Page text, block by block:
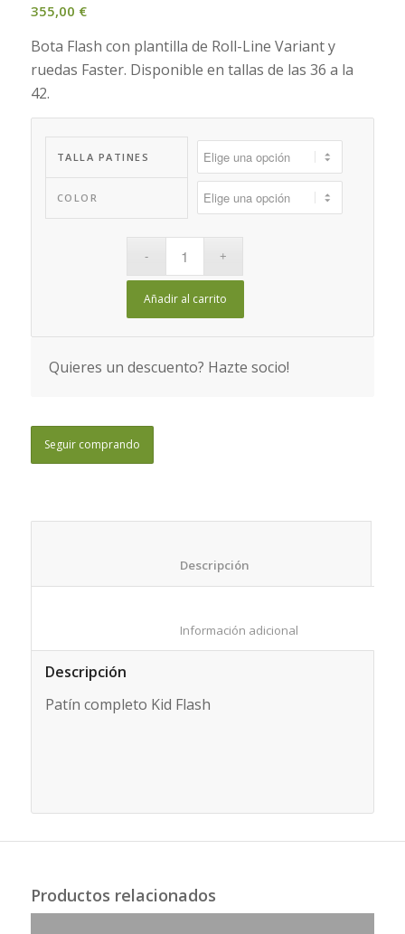
355,00 €
Bota Flash con plantilla de Roll-Line Variant y
ruedas Faster. Disponible en tallas de las 36 a la
42.
TALLA PATINES
COLOR
Añadir al carrito
Quieres un descuento? Hazte socio!
Seguir comprando
Descripción
Patín completo Kid Flash
Productos relacionados